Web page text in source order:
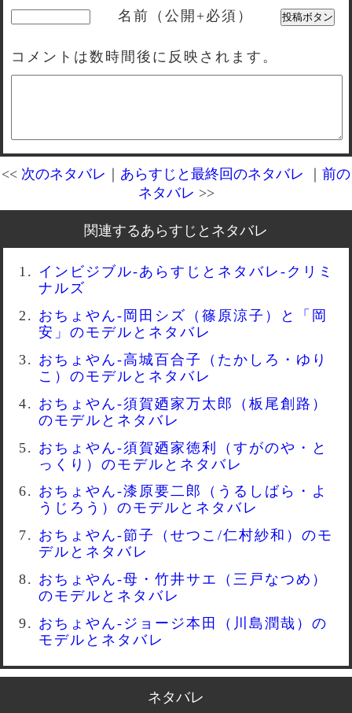
名前（公開+必須）
コメントは数時間後に反映されます。
<< 次のネタバレ あらすじと最終回のネタバレ
前の
ネタバレ >>
関連するあらすじとネタバレ
インビジブル-あらすじとネタバレ-クリミ
ナルズ
おちょやん-岡田シズ（篠原涼子）と「岡
安」のモデルとネタバレ
おちょやん-高城百合子（たかしろ・ゆり
こ）のモデルとネタバレ
おちょやん-須賀廼家万太郎（板尾創路）
のモデルとネタバレ
おちょやん-須賀廼家徳利（すがのや・と
っくり）のモデルとネタバレ
おちょやん-漆原要二郎（うるしばら・よ
うじろう）のモデルとネタバレ
おちょやん-節子（せつこ/仁村紗和）のモ
デルとネタバレ
おちょやん-母・竹井サエ（三戸なつめ）
のモデルとネタバレ
おちょやん-ジョージ本田（川島潤哉）の
モデルとネタバレ
ネタバレ